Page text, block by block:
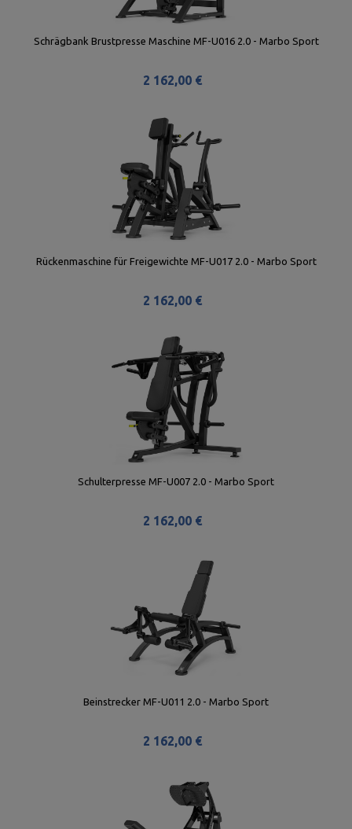
Schrägbank Brustpresse Maschine MF-U016 2.0 - Marbo Sport
2 162,00 €
Rückenmaschine für Freigewichte MF-U017 2.0 - Marbo Sport
2 162,00 €
Schulterpresse MF-U007 2.0 - Marbo Sport
2 162,00 €
Beinstrecker MF-U011 2.0 - Marbo Sport
2 162,00 €